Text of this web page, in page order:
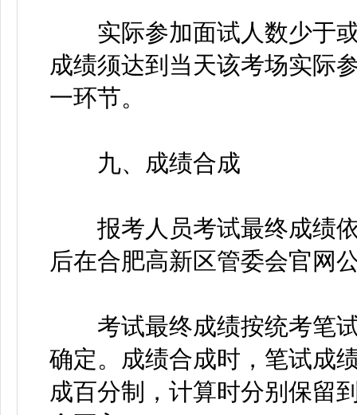
实际参加面试人数少于或
成绩须达到当天该考场实际
一环节。
九、成绩合成
报考人员考试最终成绩依
后在合肥高新区管委会官网
考试最终成绩按统考笔试
确定。成绩合成时，笔试成
成百分制，计算时分别保留